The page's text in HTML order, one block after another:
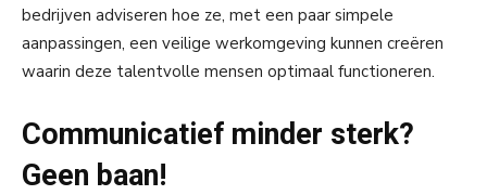
bedrijven adviseren hoe ze, met een paar simpele
aanpassingen, een veilige werkomgeving kunnen creëren
waarin deze talentvolle mensen optimaal functioneren.
Communicatief minder sterk?
Geen baan!